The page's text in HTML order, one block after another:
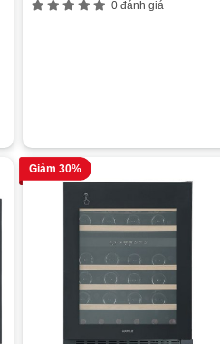
0 đánh giá
Giảm 30%